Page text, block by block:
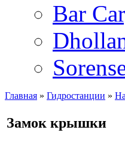
Bar
Главная » Гидростанции »
Замок крышки